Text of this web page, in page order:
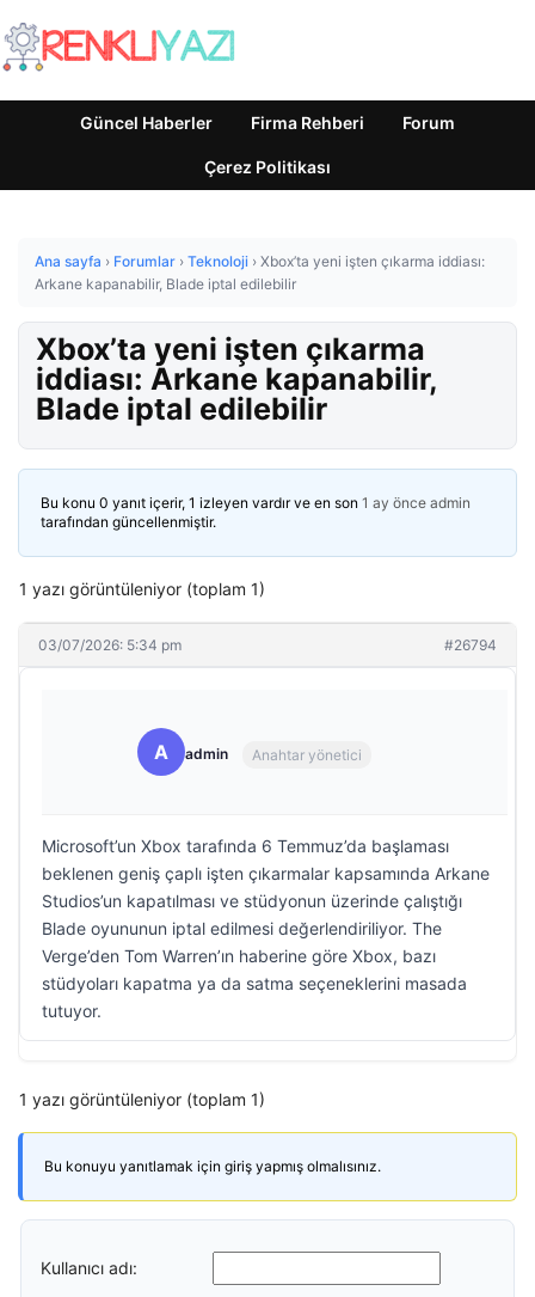
Güncel Haberler Firma Rehberi Forum
Çerez Politikası
Ana sayfa › Forumlar › Teknoloji › Xbox’ta yeni işten çıkarma iddiası:
Arkane kapanabilir, Blade iptal edilebilir
Xbox’ta yeni işten çıkarma
iddiası: Arkane kapanabilir,
Blade iptal edilebilir
Bu konu 0 yanıt içerir, 1 izleyen vardır ve en son 1 ay önce admin
tarafından güncellenmiştir.
1 yazı görüntüleniyor (toplam 1)
03/07/2026: 5:34 pm #26794
A admin Anahtar yönetici
Microsoft’un Xbox tarafında 6 Temmuz’da başlaması
beklenen geniş çaplı işten çıkarmalar kapsamında Arkane
Studios’un kapatılması ve stüdyonun üzerinde çalıştığı
Blade oyununun iptal edilmesi değerlendiriliyor. The
Verge’den Tom Warren’ın haberine göre Xbox, bazı
stüdyoları kapatma ya da satma seçeneklerini masada
tutuyor.
1 yazı görüntüleniyor (toplam 1)
Bu konuyu yanıtlamak için giriş yapmış olmalısınız.
Kullanıcı adı: